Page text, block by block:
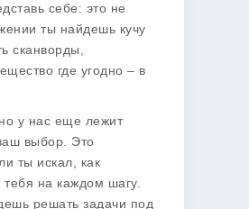
себе: это не
ты найдешь кучу
сканворды,
где угодно – в
у нас еще лежит
выбор. Это
ты искал, как
на каждом шагу.
решать задачи под